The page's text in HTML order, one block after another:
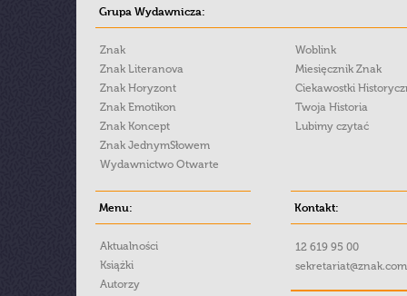
Grupa Wydawnicza:
Znak
Znak Literanova
Znak Horyzont
Znak Emotikon
Znak Koncept
Znak JednymSłowem
Wydawnictwo Otwarte
Woblink
Miesięcznik Znak
Ciekawostki
Twoja Historia
Lubimy czytać
Menu:
Aktualności
Książki
Autorzy
Kontakt:
12 619 95 00